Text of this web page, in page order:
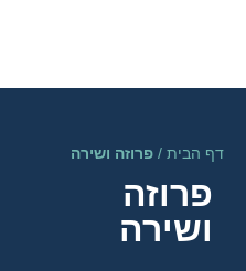
דף הבית / פרוזה ושירה
פרוזה
ושירה